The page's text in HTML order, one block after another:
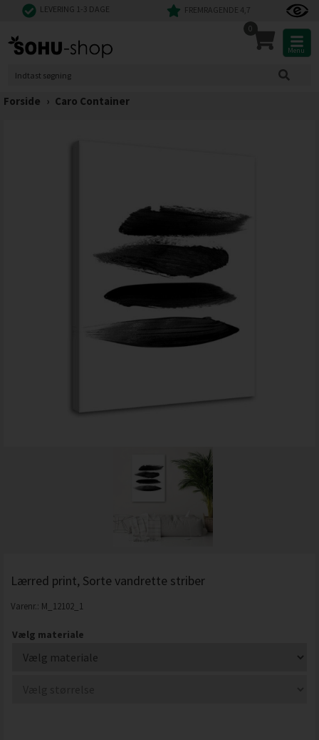
LEVERING 1-3 DAGE FREMRAGENDE 4,7
0
Menu
Forside › Caro Container
Lærred print, Sorte vandrette striber
Varenr.: M_12102_1
Vælg materiale